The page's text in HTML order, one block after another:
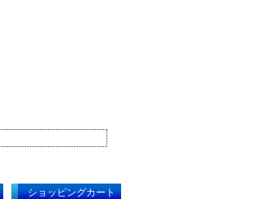
ショッピングカート